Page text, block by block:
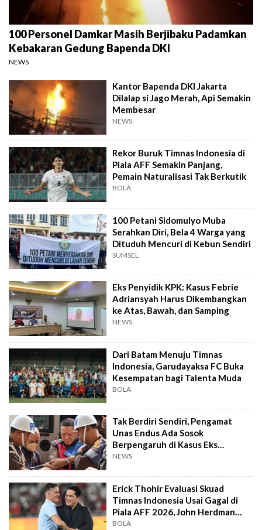
100 Personel Damkar Masih Berjibaku Padamkan
Kebakaran Gedung Bapenda DKI
NEWS
Kantor Bapenda DKI Jakarta
Dilalap si Jago Merah, Api Semakin
Membesar
NEWS
Rekor Buruk Timnas Indonesia di
Piala AFF Semakin Panjang,
Pemain Naturalisasi Tak Berkutik
BOLA
100 Petani Sidomulyo Muba
Serahkan Diri, Bela 4 Warga yang
Dituduh Mencuri di Kebun Sendiri
SUMSEL
Eks Penyidik KPK: Kasus Febrie
Adriansyah Harus Dikembangkan
ke Atas, Bawah, dan Samping
NEWS
Dari Batam Menuju Timnas
Indonesia, Garudayaksa FC Buka
Kesempatan bagi Talenta Muda
BOLA
Tak Berdiri Sendiri, Pengamat
Unas Endus Ada Sosok
Berpengaruh di Kasus Eks
Jampidsus
NEWS
Erick Thohir Evaluasi Skuad
Timnas Indonesia Usai Gagal di
Piala AFF 2026, John Herdman
Out?
BOLA